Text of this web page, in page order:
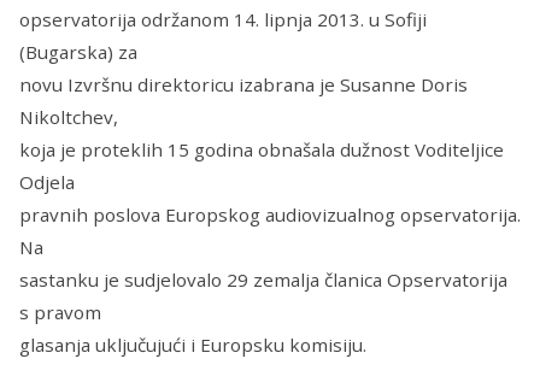
opservatorija održanom 14. lipnja 2013. u Sofiji
(Bugarska) za
novu Izvršnu direktoricu izabrana je Susanne Doris
Nikoltchev,
koja je proteklih 15 godina obnašala dužnost Voditeljice
Odjela
pravnih poslova Europskog audiovizualnog opservatorija.
Na
sastanku je sudjelovalo 29 zemalja članica Opservatorija
s pravom
glasanja uključujući i Europsku komisiju.